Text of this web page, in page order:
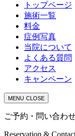
トップページ
施術一覧
料金
症例写真
当院について
よくある質問
アクセス
キャンペーン
MENU CLOSE
ご予約・問い合わ
Reservation &